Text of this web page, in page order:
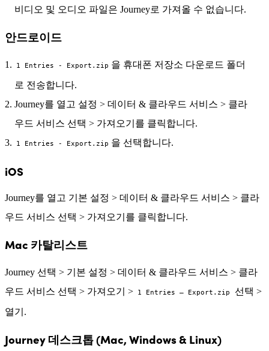
비디오 및 오디오 파일은 Journey로 가져올 수 없습니다.
안드로이드
1 Entries - Export.zip 을 휴대폰 저장소 다운로드 폴더
로 전송합니다.
Journey를 열고 설정 > 데이터 & 클라우드 서비스 > 클라
우드 서비스 선택 > 가져오기를 클릭합니다.
1 Entries - Export.zip 을 선택합니다.
iOS
Journey를 열고 기본 설정 > 데이터 & 클라우드 서비스 > 클라
우드 서비스 선택 > 가져오기를 클릭합니다.
Mac 카탈리스트
Journey 선택 > 기본 설정 > 데이터 & 클라우드 서비스 > 클라
우드 서비스 선택 > 가져오기 >
1 Entries – Export.zip
선택 >
열기.
Journey 데스크톱 (Mac, Windows & Linux)